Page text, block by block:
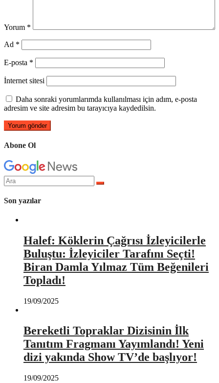
Yorum *
Ad *
E-posta *
İnternet sitesi
Daha sonraki yorumlarımda kullanılması için adım, e-posta
adresim ve site adresim bu tarayıcıya kaydedilsin.
Abone Ol
Arama
yap:
Son yazılar
Halef: Köklerin Çağrısı İzleyicilerle
Buluştu: İzleyiciler Tarafını Seçti!
Biran Damla Yılmaz Tüm Beğenileri
Topladı!
19/09/2025
Bereketli Topraklar Dizisinin İlk
Tanıtım Fragmanı Yayımlandı! Yeni
dizi yakında Show TV’de başlıyor!
19/09/2025